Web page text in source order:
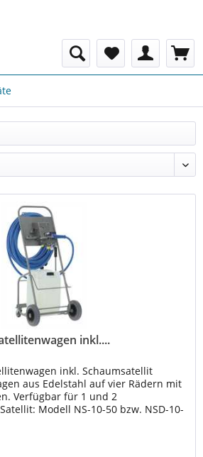
inkl....
inkl. Schaumsatellit
aus Edelstahl auf vier Rädern mit
Verfügbar für 1 und 2
Modell NS-10-50 bzw. NSD-10-